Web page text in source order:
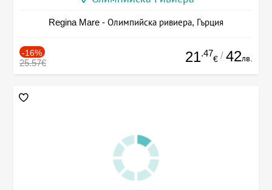
Regina Mare - Олимпийска ривиера, Гърция
-16%
25.57€ 21.47
€ / 42лв.